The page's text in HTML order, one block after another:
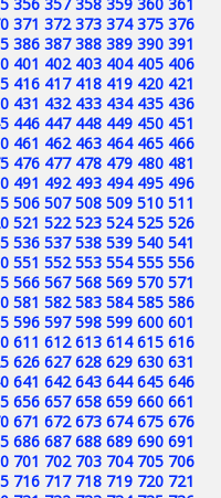
371 372 373 374 375 376
386 387 388 389 390 391
401 402 403 404 405 406
416 417 418 419 420 421
431 432 433 434 435 436
446 447 448 449 450 451
461 462 463 464 465 466
476 477 478 479 480 481
491 492 493 494 495 496
506 507 508 509 510 511
521 522 523 524 525 526
536 537 538 539 540 541
551 552 553 554 555 556
566 567 568 569 570 571
581 582 583 584 585 586
596 597 598 599 600 601
611 612 613 614 615 616
626 627 628 629 630 631
641 642 643 644 645 646
656 657 658 659 660 661
671 672 673 674 675 676
686 687 688 689 690 691
701 702 703 704 705 706
716 717 718 719 720 721